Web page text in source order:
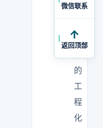
消
设
的
工
程
化
微信联系
返回顶部